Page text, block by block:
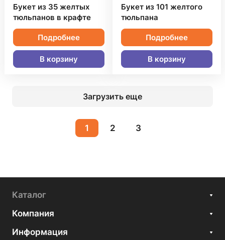
Букет из 35 желтых
тюльпанов в крафте
Подробнее
В корзину
Букет из 101 желтого
тюльпана
Подробнее
В корзину
Загрузить еще
1 2 3
Каталог
Компания
Информация